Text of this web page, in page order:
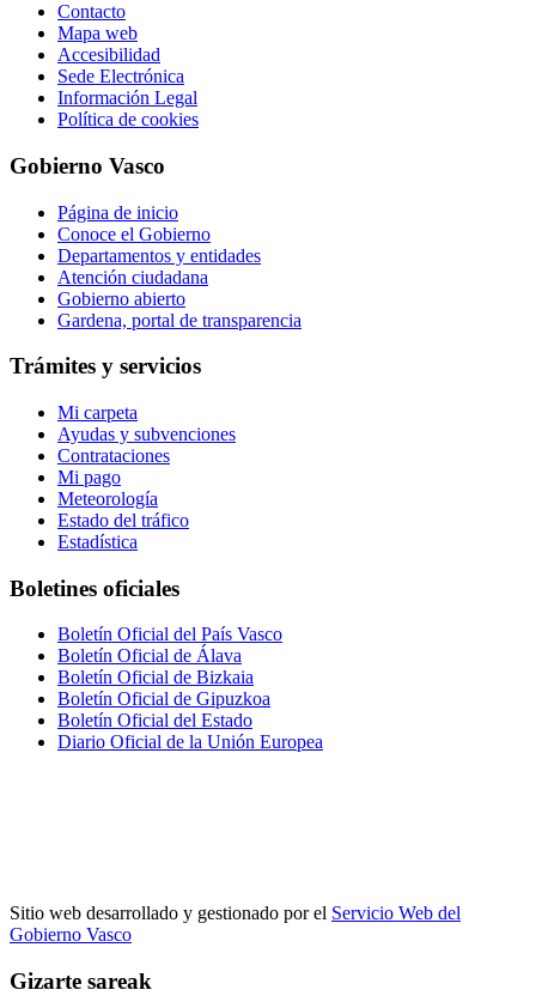
Contacto
Mapa web
Accesibilidad
Sede Electrónica
Información Legal
Política de cookies
Gobierno Vasco
Página de inicio
Conoce el Gobierno
Departamentos y entidades
Atención ciudadana
Gobierno abierto
Gardena, portal de transparencia
Trámites y servicios
Mi carpeta
Ayudas y subvenciones
Contrataciones
Mi pago
Meteorología
Estado del tráfico
Estadística
Boletines oficiales
Boletín Oficial del País Vasco
Boletín Oficial de Álava
Boletín Oficial de Bizkaia
Boletín Oficial de Gipuzkoa
Boletín Oficial del Estado
Diario Oficial de la Unión Europea
Sitio web desarrollado y gestionado por el Servicio Web del
Gobierno Vasco
Gizarte sareak